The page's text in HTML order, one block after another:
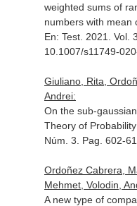
weighted sums of
numbers with mean
En: Test. 2021. Vol.
10.1007/s11749-
Giuliano, Rita,
Andrei:
On the sub-
Theory of
Núm. 3. Pag. 602-
Ordoñez Cabrera,
Mehmet, Volodin,
A new type of